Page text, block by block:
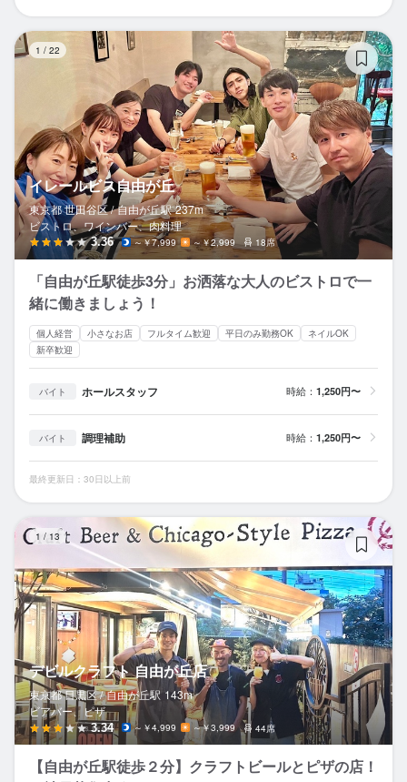
1 / 22
イレールビス自由が丘
東京都 世田谷区 / 自由が丘駅 237m
ビストロ、ワインバー、肉料理
3.36 ～￥7,999 ～￥2,999 18席
「自由が丘駅徒歩3分」お洒落な大人のビストロで一
緒に働きましょう！
個人経営 小さなお店 フルタイム歓迎 平日のみ勤務OK
ネイルOK
新卒歓迎
バイト ホールスタッフ 時給： 1,250円〜
バイト 調理補助 時給： 1,250円〜
最終更新日：30日以上前
1 / 13
デビルクラフト 自由が丘店
東京都 目黒区 / 自由が丘駅 143m
ビアバー、ピザ
3.34 ～￥4,999 ～￥3,999 44席
【自由が丘駅徒歩２分】クラフトビールとピザの店！